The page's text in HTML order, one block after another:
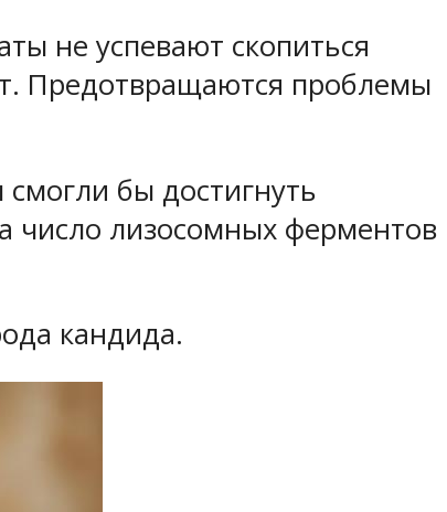
не успевают скопиться
Предотвращаются проблемы
бы достигнуть
число лизосомных ферментов
кандида.